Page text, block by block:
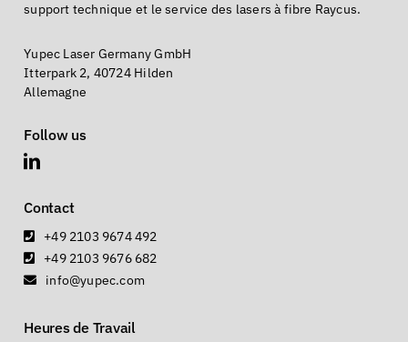
support technique et le service des lasers à fibre Raycus.
Yupec Laser Germany GmbH
Itterpark 2, 40724 Hilden
Allemagne
Follow us
Contact
+49 2103 9674 492
+49 2103 9676 682
info@yupec.com
Heures de Travail